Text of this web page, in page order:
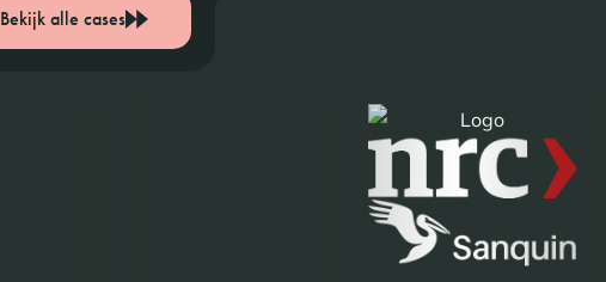
Bekijk alle cases